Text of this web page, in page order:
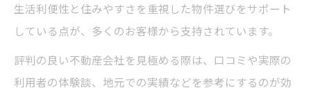
生活利便性と住みやすさを重視した物件選びをサポート
している点が、多くのお客様から支持されています。
評判の良い不動産会社を見極める際は、口コミや実際の
利用者の体験談、地元での実績などを参考にするのが効